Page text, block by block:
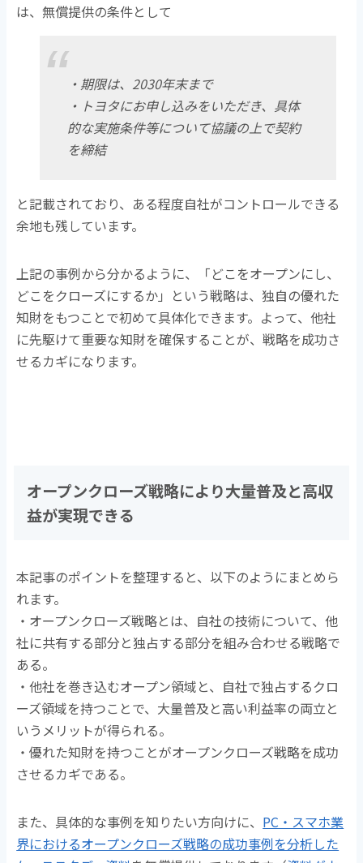
は、無償提供の条件として
・期限は、2030年末まで
・トヨタにお申し込みをいただき、具体
的な実施条件等について協議の上で契約
を締結
と記載されており、ある程度自社がコントロールできる
余地も残しています。
上記の事例から分かるように、「どこをオープンにし、
どこをクローズにするか」という戦略は、独自の優れた
知財をもつことで初めて具体化できます。よって、他社
に先駆けて重要な知財を確保することが、戦略を成功さ
せるカギになります。
オープンクローズ戦略により大量普及と高収
益が実現できる
本記事のポイントを整理すると、以下のようにまとめら
れます。
・オープンクローズ戦略とは、自社の技術について、他
社に共有する部分と独占する部分を組み合わせる戦略で
ある。
・他社を巻き込むオープン領域と、自社で独占するクロ
ーズ領域を持つことで、大量普及と高い利益率の両立と
いうメリットが得られる。
・優れた知財を持つことがオープンクローズ戦略を成功
させるカギである。
また、具体的な事例を知りたい方向けに、 PC・スマホ業
界におけるオープンクローズ戦略の成功事例を分析した